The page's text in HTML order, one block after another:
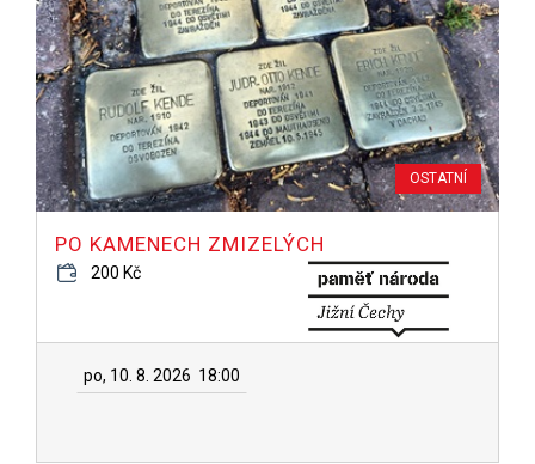
OSTATNÍ
PO KAMENECH ZMIZELÝCH
200 Kč
po, 10. 8. 2026 18:00